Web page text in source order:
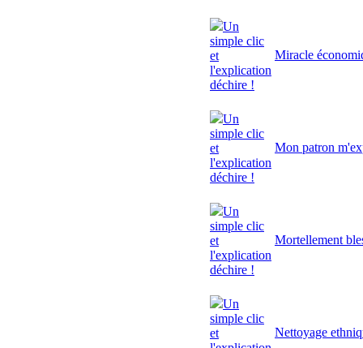
Un
simple clic
et
l'explication
déchire !
Miracle
Un
simple clic
et
l'explication
déchire !
Mon patron
Un
simple clic
et
l'explication
déchire !
Mortellement
Un
simple clic
et
Nettoyage